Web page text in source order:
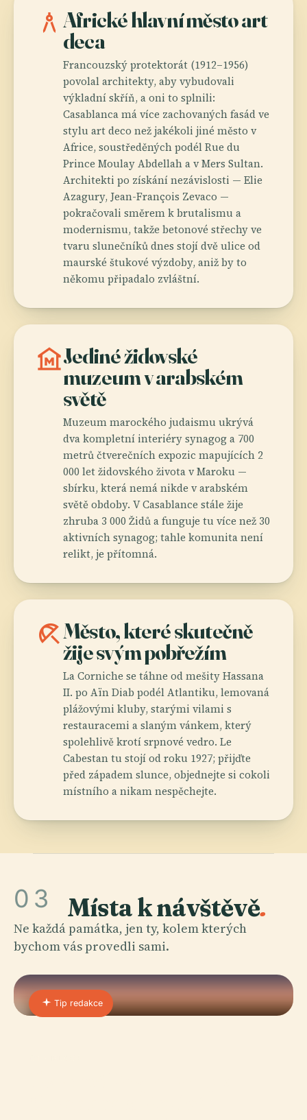
architecture Africké hlavní město art
deca
Francouzský protektorát (1912–1956)
povolal architekty, aby vybudovali
výkladní skříň, a oni to splnili:
Casablanca má více zachovaných fasád ve
stylu art deco než jakékoli jiné město v
Africe, soustředěných podél Rue du
Prince Moulay Abdellah a v Mers Sultan.
Architekti po získání nezávislosti — Elie
Azagury, Jean-François Zevaco —
pokračovali směrem k brutalismu a
modernismu, takže betonové střechy ve
tvaru slunečníků dnes stojí dvě ulice od
maurské štukové výzdoby, aniž by to
někomu připadalo zvláštní.
museumJediné židovské
muzeum v arabském
světě
Muzeum marockého judaismu ukrývá
dva kompletní interiéry synagog a 700
metrů čtverečních expozic mapujících 2
000 let židovského života v Maroku —
sbírku, která nemá nikde v arabském
světě obdoby. V Casablance stále žije
zhruba 3 000 Židů a funguje tu více než 30
aktivních synagog; tahle komunita není
relikt, je přítomná.
beach_accessMěsto, které skutečně
žije svým pobřežím
La Corniche se táhne od mešity Hassana
II. po Aïn Diab podél Atlantiku, lemovaná
plážovými kluby, starými vilami s
restauracemi a slaným vánkem, který
spolehlivě krotí srpnové vedro. Le
Cabestan tu stojí od roku 1927; přijďte
před západem slunce, objednejte si cokoli
místního a nikam nespěchejte.
03 Místa k návštěvě.
Ne každá památka, jen ty, kolem kterých
bychom vás provedli sami.
Tip redakce